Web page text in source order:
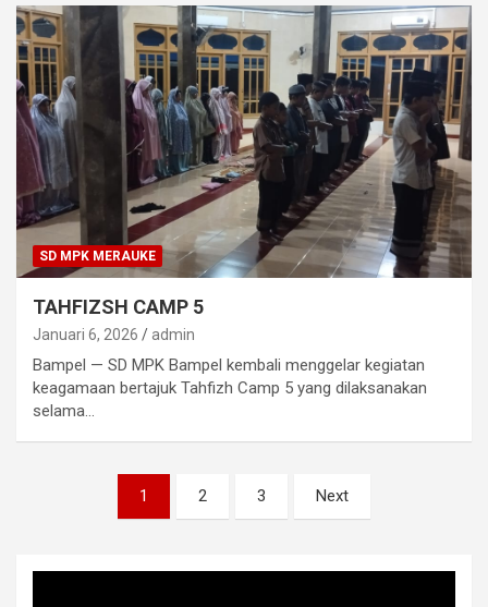
SD MPK MERAUKE
TAHFIZSH CAMP 5
Januari 6, 2026 admin
Bampel — SD MPK Bampel kembali menggelar kegiatan
keagamaan bertajuk Tahfizh Camp 5 yang dilaksanakan
selama…
1 2 3 Next